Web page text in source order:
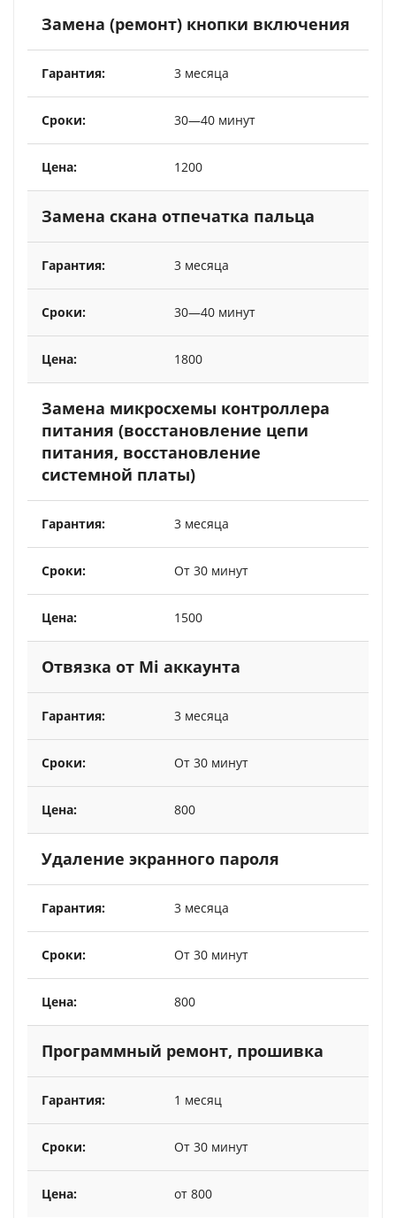
Замена (ремонт) кнопки включения
3 месяца
30—40 минут
1200
Замена скана отпечатка пальца
3 месяца
30—40 минут
1800
Замена микросхемы контроллера
питания (восстановление цепи
питания, восстановление
системной платы)
3 месяца
От 30 минут
1500
Отвязка от Mi аккаунта
3 месяца
От 30 минут
800
Удаление экранного пароля
3 месяца
От 30 минут
800
Программный ремонт, прошивка
1 месяц
От 30 минут
от 800